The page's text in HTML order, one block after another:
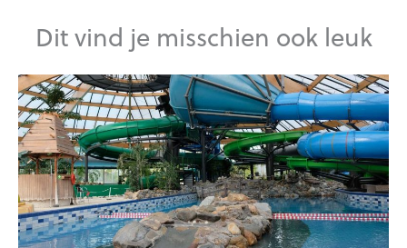
Dit vind je misschien ook leuk